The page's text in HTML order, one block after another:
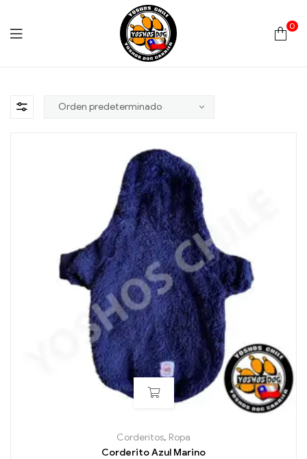
Chile
0
Corderitos, Ropa
Corderito Azul Marino